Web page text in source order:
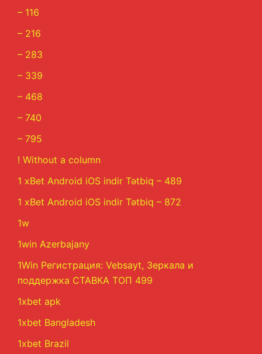
– 116
– 216
– 283
– 339
– 468
– 740
– 795
! Without a column
1 xBet Android iOS indir Tətbiq – 489
1 xBet Android iOS indir Tətbiq – 872
1w
1win Azerbajany
1Win Регистрация: Vebsayt, Зеркала и
поддержка СТАВКА ТОП 499
1xbet apk
1xbet Bangladesh
1xbet Brazil